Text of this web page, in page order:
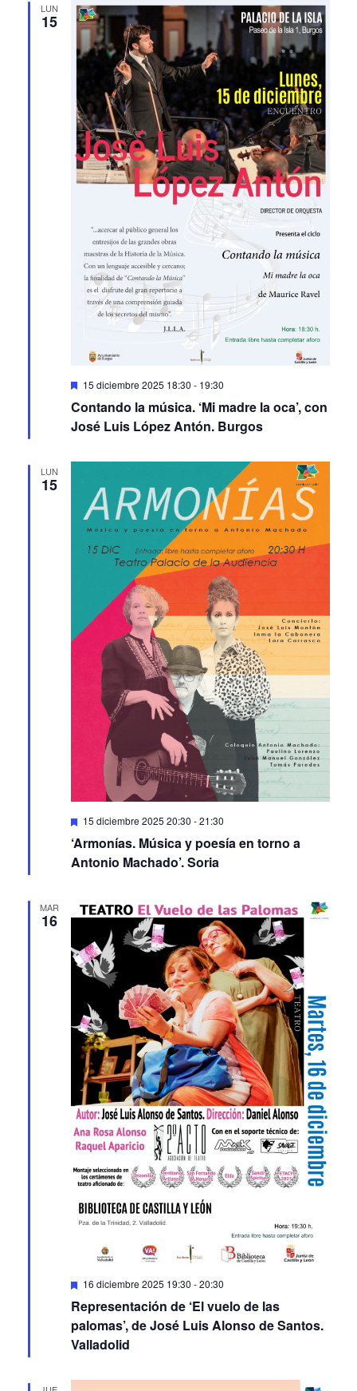
LUN
15
Featured
15 diciembre 2025 18:30 - 19:30
Contando la música. ‘Mi madre la oca’, con
José Luis López Antón. Burgos
LUN
15
Featured
15 diciembre 2025 20:30 -21:30
‘Armonías. Música y poesía en torno a
Antonio Machado’. Soria
MAR
16
Featured
16 diciembre 2025 19:30 -20:30
Representación de ‘El vuelo de las
palomas’, de José Luis Alonso de Santos.
Valladolid